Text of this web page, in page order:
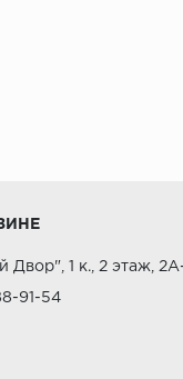
1 к., 2 этаж, 2А-
91-54